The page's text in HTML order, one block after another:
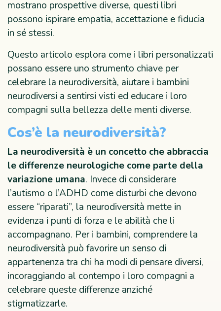
mostrano prospettive diverse, questi libri
possono ispirare empatia, accettazione e fiducia
in sé stessi.
Questo articolo esplora come i libri personalizzati
possano essere uno strumento chiave per
celebrare la neurodiversità, aiutare i bambini
neurodiversi a sentirsi visti ed educare i loro
compagni sulla bellezza delle menti diverse.
Cos’è la neurodiversità?
La neurodiversità è un concetto che abbraccia
le differenze neurologiche come parte della
variazione umana. Invece di considerare
l’autismo o l’ADHD come disturbi che devono
essere “riparati”, la neurodiversità mette in
evidenza i punti di forza e le abilità che li
accompagnano. Per i bambini, comprendere la
neurodiversità può favorire un senso di
appartenenza tra chi ha modi di pensare diversi,
incoraggiando al contempo i loro compagni a
celebrare queste differenze anziché
stigmatizzarle.